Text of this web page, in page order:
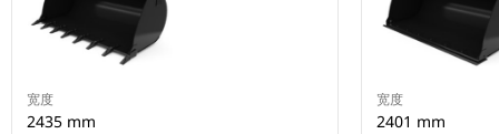
宽度
2435 mm
宽度
2401 mm